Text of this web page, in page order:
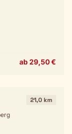
ab 29,50 €
21,0 km